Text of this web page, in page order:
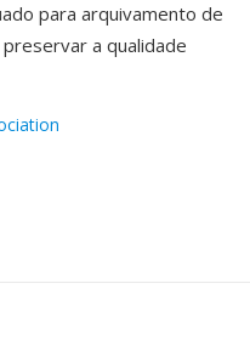
para arquivamento de
a qualidade